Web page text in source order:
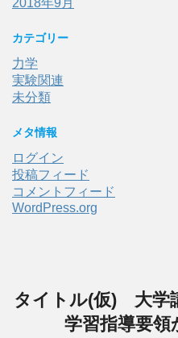
2018年9月
カテゴリー
力学
実験関連
未分類
メタ情報
ログイン
投稿フィード
コメントフィード
WordPress.org
タイトル(仮) 大学
学習指導要領